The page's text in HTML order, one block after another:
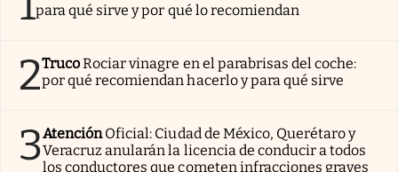
para qué sirve y por qué lo recomiendan
2TrucoRociar vinagre en el parabrisas del coche:
por qué recomiendan hacerlo y para qué sirve
3AtenciónOficial: Ciudad de México, Querétaro y
Veracruz anularán la licencia de conducir a todos
los conductores que cometen infracciones graves